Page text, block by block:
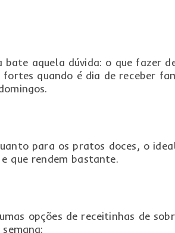
aquela dúvida: o que fazer
fortes quando é dia de receber
para os pratos doces, o
e que rendem bastante.
opções de receitinhas de